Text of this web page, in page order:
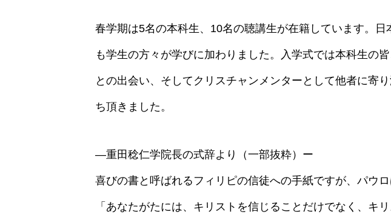
春学期は5名の本科生、10名の聴講生が在籍しています。日
も学生の方々が学びに加わりました。入学式では本科生の
との出会い、そしてクリスチャンメンターとして他者に寄
ち頂きました。
―重田稔仁学院長の式辞より（一部抜粋）ー
喜びの書と呼ばれるフィリピの信徒への手紙ですが、パウロ
「あなたがたには、キリストを信じることだけでなく、キ